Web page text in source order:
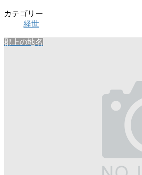
カテゴリー
経世
郡上の地名